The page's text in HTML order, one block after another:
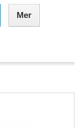
Mer